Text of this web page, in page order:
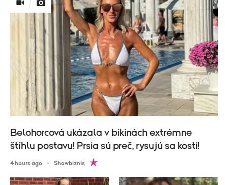
Belohorcová ukázala v bikinách extrémne
štíhlu postavu! Prsia sú preč, rysujú sa kosti!
4 hours ago Showbiznis